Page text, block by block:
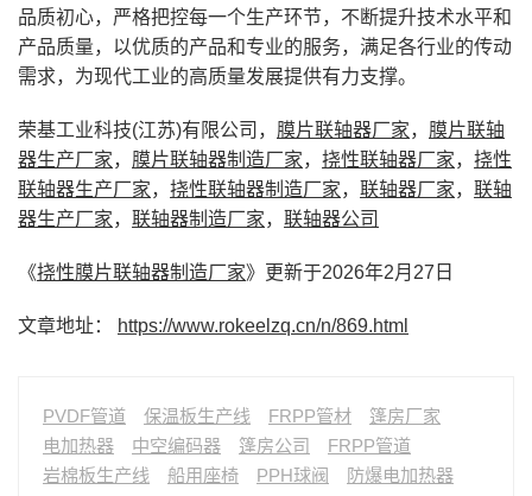
品质初心，严格把控每一个生产环节，不断提升技术水平和
产品质量，以优质的产品和专业的服务，满足各行业的传动
需求，为现代工业的高质量发展提供有力支撑。
荣基工业科技(江苏)有限公司， 膜片联轴器厂家， 膜片联轴
器生产厂家， 膜片联轴器制造厂家， 挠性联轴器厂家， 挠性
联轴器生产厂家， 挠性联轴器制造厂家， 联轴器厂家， 联轴
器生产厂家， 联轴器制造厂家， 联轴器公司
《挠性膜片联轴器制造厂家》更新于2026年2月27日
文章地址： https://www.rokeelzq.cn/n/869.html
PVDF管道 保温板生产线 FRPP管材
篷房厂家
电加热器
中空编码器 篷房公司
FRPP管道
岩棉板生产线
船用座椅 PPH球阀 防爆电加热器